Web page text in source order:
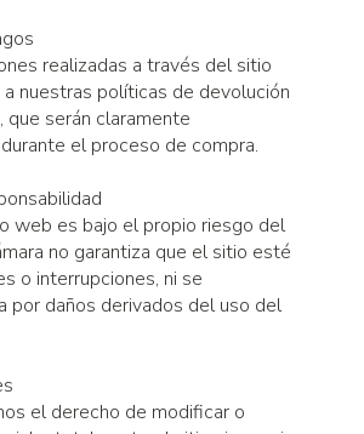
realizadas a través del sitio
nuestras políticas de devolución
que serán claramente
el proceso de compra.
web es bajo el propio riesgo del
no garantiza que el sitio esté
o interrupciones, ni se
por daños derivados del uso del
el derecho de modificar o